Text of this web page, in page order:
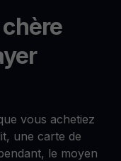
vous achetiez
une carte de
le moyen